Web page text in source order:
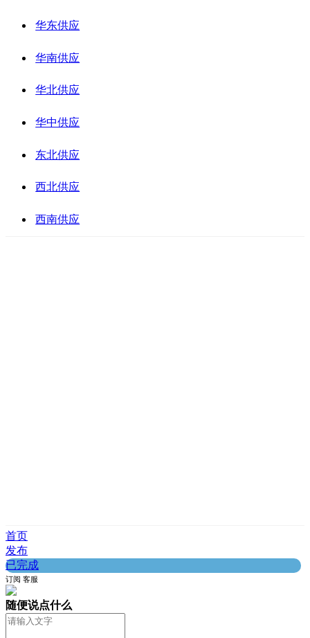
华东供应
华南供应
华北供应
华中供应
东北供应
西北供应
西南供应
首页
发布
已完成
订阅 客服
随便说点什么